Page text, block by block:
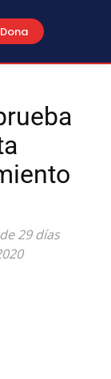
Dona
29 días